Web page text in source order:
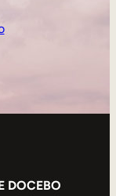
DOCEBO